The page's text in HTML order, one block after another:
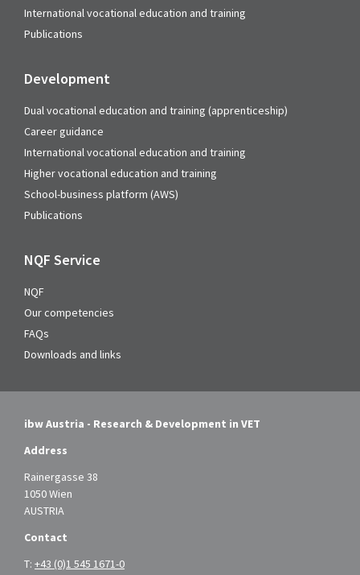
International vocational education and training
Publications
Development
Dual vocational education and training (apprenticeship)
Career guidance
International vocational education and training
Higher vocational education and training
School-business platform (AWS)
Publications
NQF Service
NQF
Our competencies
FAQs
Downloads and links
ibw Austria - Research & Development in VET
Address
Rainergasse 38
1050 Wien
AUSTRIA
Contact
T: +43 (0)1 545 1671-0